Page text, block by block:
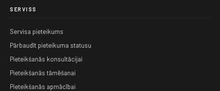
SERVISS
Servisa pieteikums
Pārbaudīt pieteikuma statusu
Pieteikšanās konsultācijai
Pieteikšanās tāmēšanai
Pieteikšanās apmācībai